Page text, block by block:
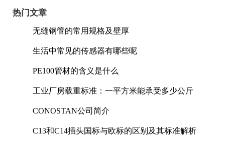
热门文章
无缝钢管的常用规格及壁厚
生活中常见的传感器有哪些呢
PE100管材的含义是什么
工业厂房载重标准：一平方米能承受多少公斤
CONOSTAN公司简介
C13和C14插头国标与欧标的区别及其标准解析